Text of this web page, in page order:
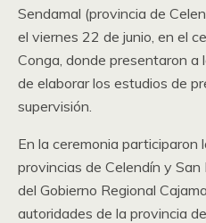
Sendamal (provincia de
el viernes 22 de junio, en el
Conga, donde presentaron a
de elaborar los estudios de
supervisión.
En la ceremonia participaron
provincias de Celendín y
del Gobierno Regional
autoridades de la provincia